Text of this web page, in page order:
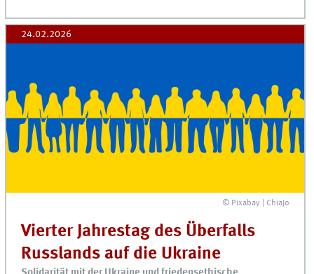
24.02.2026
© Pixabay | ChiaJo
Vierter Jahrestag des Überfalls
Russlands auf die Ukraine